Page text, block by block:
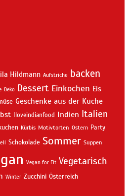
Hildmann Aufstriche backen
Deko Dessert Einkochen Eis
Geschenke aus der Küche
Iloveindianfood Indien Italien
Kürbis Motivtorten Ostern Party
Schokolade Sommer Suppen
Vegan for Fit Vegetarisch
Winter Zucchini Österreich